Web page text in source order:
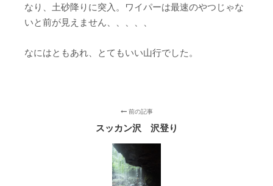
なり、土砂降りに突入。ワイパーは最速のやつじゃな
いと前が見えません、、、、、
なにはともあれ、とてもいい山行でした。
前の記事
スッカン沢 沢登り